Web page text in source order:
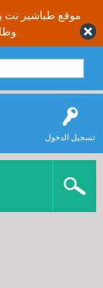
موقع طباشير نت
تسجيل الدخول